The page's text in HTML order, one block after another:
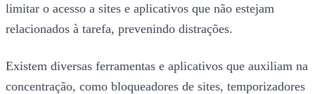
limitar o acesso a sites e aplicativos que não estejam
relacionados à tarefa, prevenindo distrações.
Existem diversas ferramentas e aplicativos que auxiliam na
concentração, como bloqueadores de sites, temporizadores